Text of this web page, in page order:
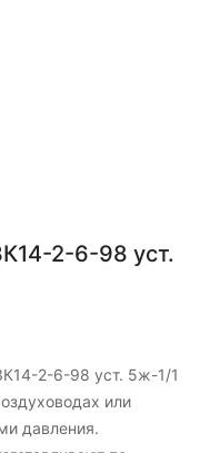
2-6-98 уст.
2-6-98 уст. 5ж-1/1
или
давления.